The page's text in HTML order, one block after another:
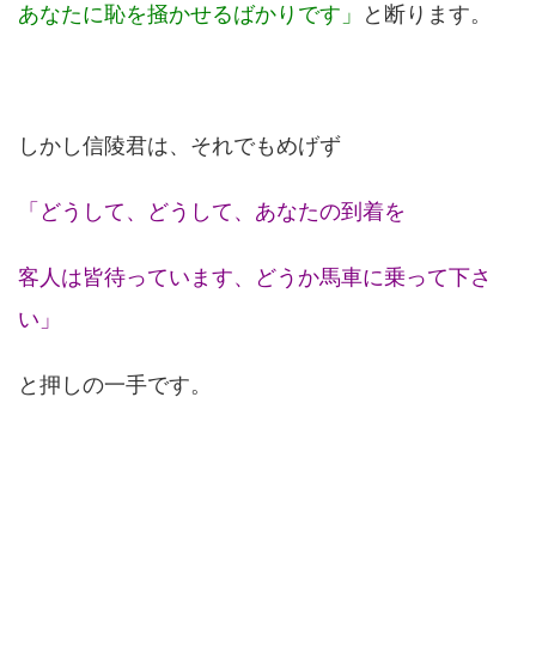
あなたに恥を掻かせるばかりです」 と断ります。
しかし信陵君は、それでもめげず
「どうして、どうして、あなたの到着を
客人は皆待っています、どうか馬車に乗って下さ
い」
と押しの一手です。